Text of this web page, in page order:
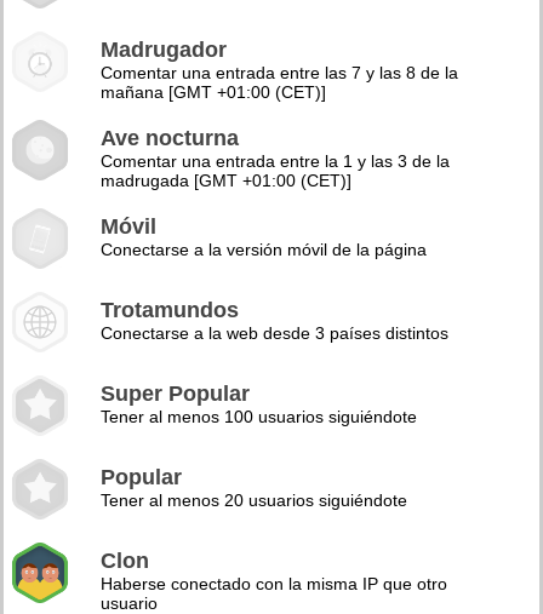
Madrugador
Comentar una entrada entre las 7 y las 8 de la
mañana [GMT +01:00 (CET)]
Ave nocturna
Comentar una entrada entre la 1 y las 3 de la
madrugada [GMT +01:00 (CET)]
Móvil
Conectarse a la versión móvil de la página
Trotamundos
Conectarse a la web desde 3 países distintos
Super Popular
Tener al menos 100 usuarios siguiéndote
Popular
Tener al menos 20 usuarios siguiéndote
Clon
Haberse conectado con la misma IP que otro
usuario